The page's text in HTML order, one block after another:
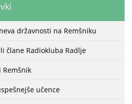
državnosti na Remšniku
člane Radiokluba Radlje
Remšnik
učence